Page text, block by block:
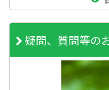
疑問、質問等の